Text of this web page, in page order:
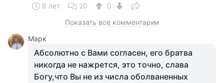
8 лет 20
0
Показать все комментарии
Марк
Абсолютно с Вами согласен, его братва
никогда не нажрется, это точно, слава
Богу,что Вы не из числа оболваненных